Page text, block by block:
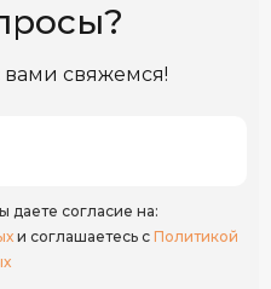
вами свяжемся!
даете согласие на:
и соглашаетесь с Политикой